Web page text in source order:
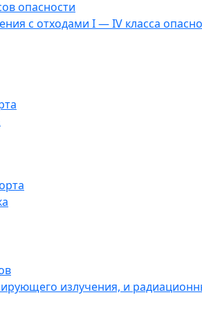
излучения, и
опасности
с отходами I — IV класса